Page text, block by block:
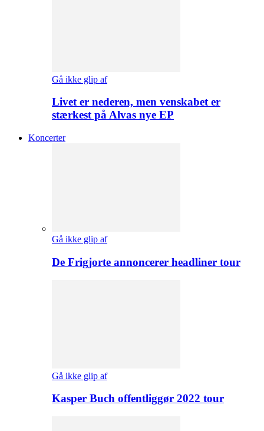
Gå ikke glip af
Livet er nederen, men venskabet er
stærkest på Alvas nye EP
Koncerter
Gå ikke glip af
De Frigjorte annoncerer headliner tour
Gå ikke glip af
Kasper Buch offentliggør 2022 tour